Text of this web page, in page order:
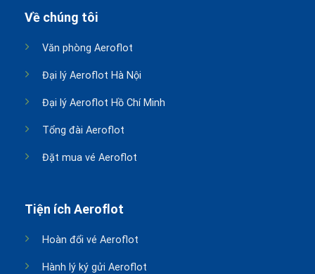
Về chúng tôi
Văn phòng Aeroflot
Đại lý Aeroflot Hà Nội
Đại lý Aeroflot Hồ Chí Minh
Tổng đài Aeroflot
Đặt mua vé Aeroflot
Tiện ích Aeroflot
Hoàn đổi vé Aeroflot
Hành lý ký gửi Aeroflot